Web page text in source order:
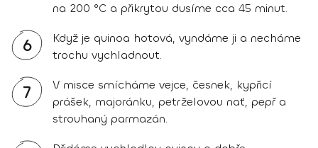
na 200 °C a přikrytou dusíme cca 45 minut.
6
Když je quinoa hotová, vyndáme ji a necháme
trochu vychladnout.
7
V misce smícháme vejce, česnek, kypřicí
prášek, majoránku, petrželovou nať, pepř a
strouhaný parmazán.